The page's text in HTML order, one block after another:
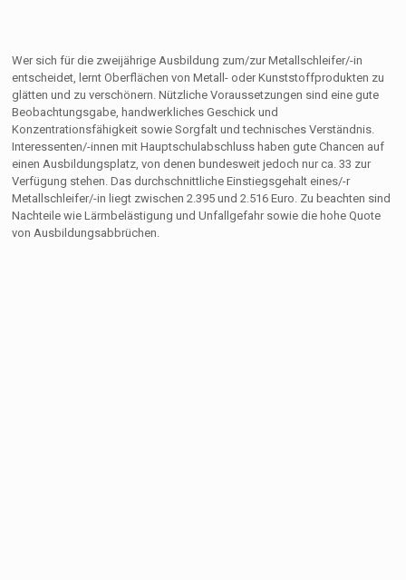
Wer sich für die zweijährige Ausbildung zum/zur Metallschleifer/-in
entscheidet, lernt Oberflächen von Metall- oder Kunststoffprodukten zu
glätten und zu verschönern. Nützliche Voraussetzungen sind eine gute
Beobachtungsgabe, handwerkliches Geschick und
Konzentrationsfähigkeit sowie Sorgfalt und technisches Verständnis.
Interessenten/-innen mit Hauptschulabschluss haben gute Chancen auf
einen Ausbildungsplatz, von denen bundesweit jedoch nur ca. 33 zur
Verfügung stehen. Das durchschnittliche Einstiegsgehalt eines/-r
Metallschleifer/-in liegt zwischen 2.395 und 2.516 Euro. Zu beachten sind
Nachteile wie Lärmbelästigung und Unfallgefahr sowie die hohe Quote
von Ausbildungsabbrüchen.